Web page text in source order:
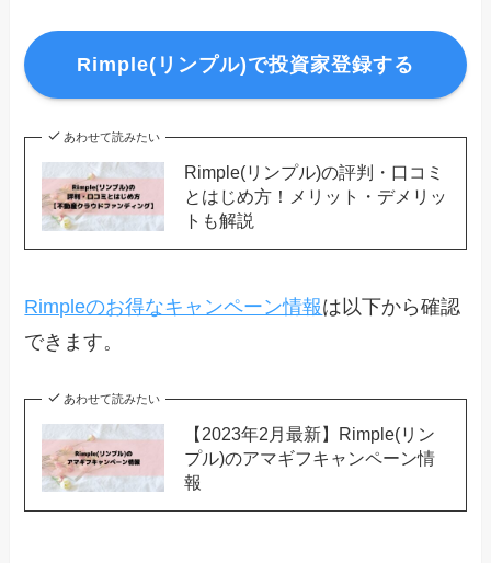
Rimple(リンプル)で投資家登録する
あわせて読みたい
Rimple(リンプル)の評判・口コミ
とはじめ方！メリット・デメリッ
トも解説
Rimpleのお得なキャンペーン情報は以下から確認
できます。
あわせて読みたい
【2023年2月最新】Rimple(リン
プル)のアマギフキャンペーン情
報